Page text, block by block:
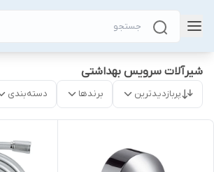
شیرآلات سرویس بهداشتی
پربازدیدترین برندها دسته‌بندی